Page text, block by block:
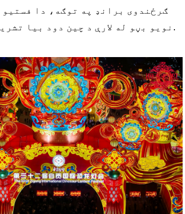
ګرځندوی برانډ په توګه، دا
نویو بڼو له لارې د چین دود بیا تشریح ته دوام ورکوي.